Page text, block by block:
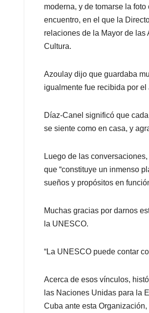
moderna, y de tomarse la
encuentro, en el que la
relaciones de la Mayor de
Cultura.
Azoulay dijo que guardaba
igualmente fue recibida por
Díaz-Canel significó que
se siente como en casa, y
Luego de las
que “constituye un inmenso
sueños y propósitos en
Muchas gracias por darnos
la UNESCO.
“La UNESCO puede contar
Acerca de esos vínculos,
las Naciones Unidas para la
Cuba ante esta